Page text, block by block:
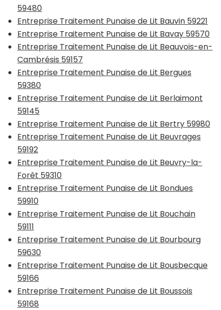
59480
Entreprise Traitement Punaise de Lit Bauvin 59221
Entreprise Traitement Punaise de Lit Bavay 59570
Entreprise Traitement Punaise de Lit Beauvois-en-
Cambrésis 59157
Entreprise Traitement Punaise de Lit Bergues
59380
Entreprise Traitement Punaise de Lit Berlaimont
59145
Entreprise Traitement Punaise de Lit Bertry 59980
Entreprise Traitement Punaise de Lit Beuvrages
59192
Entreprise Traitement Punaise de Lit Beuvry-la-
Forêt 59310
Entreprise Traitement Punaise de Lit Bondues
59910
Entreprise Traitement Punaise de Lit Bouchain
59111
Entreprise Traitement Punaise de Lit Bourbourg
59630
Entreprise Traitement Punaise de Lit Bousbecque
59166
Entreprise Traitement Punaise de Lit Boussois
59168